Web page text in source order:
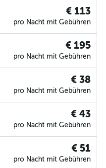
€ 113
pro Nacht mit Gebühren
€ 195
pro Nacht mit Gebühren
€ 38
pro Nacht mit Gebühren
€ 43
pro Nacht mit Gebühren
€ 51
pro Nacht mit Gebühren